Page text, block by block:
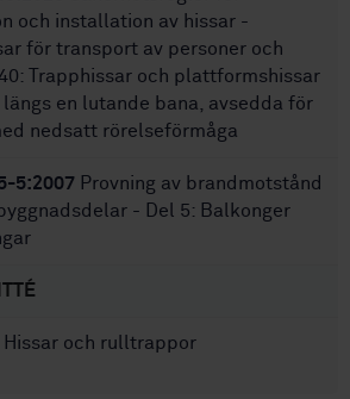
och installation av hissar -
för transport av personer och
Trapphissar och plattformshissar
längs en lutande bana, avsedda för
nedsatt rörelseförmåga
5:2007 Provning av brandmotstånd
- Del 5: Balkonger
Hissar och rulltrappor